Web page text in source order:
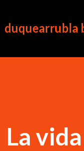
duquearrubla
La